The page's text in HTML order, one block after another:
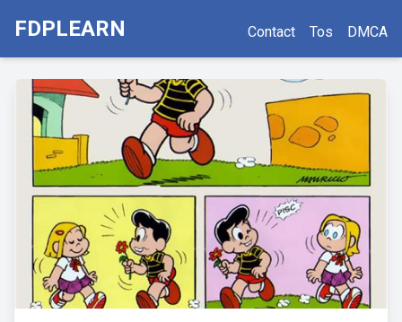
FDPLEARN Contact Tos DMCA